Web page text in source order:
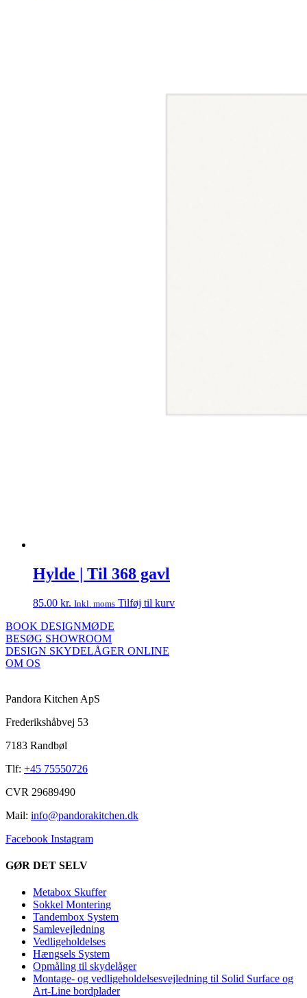
Hylde | Til 368 gavl
85.00 kr. Inkl. moms Tilføj til kurv
BOOK DESIGNMØDE
BESØG SHOWROOM
DESIGN SKYDELÅGER ONLINE
OM OS
Pandora Kitchen ApS
Frederikshåbvej 53
7183 Randbøl
Tlf: +45 75550726
CVR 29689490
Mail: info@pandorakitchen.dk
Facebook Instagram
GØR DET SELV
Metabox Skuffer
Sokkel Montering
Tandembox System
Samlevejledning
Vedligeholdelses
Hængsels System
Opmåling til skydelåger
Montage- og vedligeholdelsesvejledning til Solid Surface og
Art-Line bordplader